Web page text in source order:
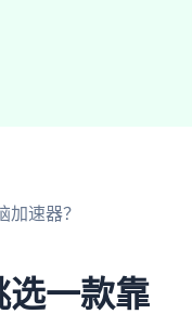
速器？
选一款靠